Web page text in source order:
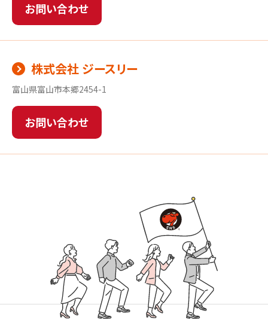
お問い合わせ
株式会社 ジースリー
富山県富山市本郷2454-1
お問い合わせ